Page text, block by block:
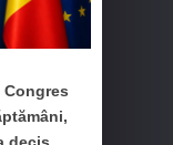
decis